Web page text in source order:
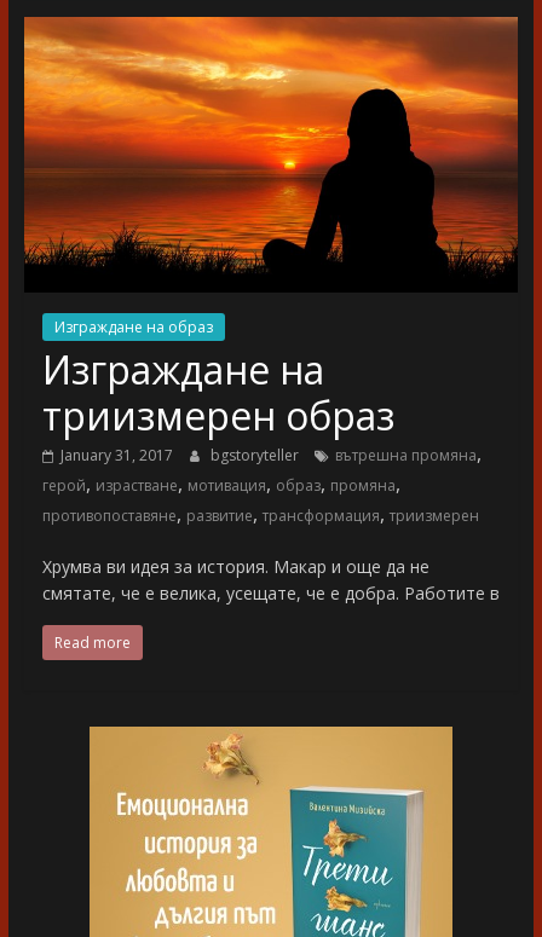
разказ
Изграждане на образ
Изграждане на
триизмерен образ
January 31, 2017 bgstoryteller вътрешна промяна,
герой, израстване, мотивация, образ, промяна,
противопоставяне, развитие, трансформация, триизмерен
Хрумва ви идея за история. Макар и още да не
смятате, че е велика, усещате, че е добра. Работите в
Read more